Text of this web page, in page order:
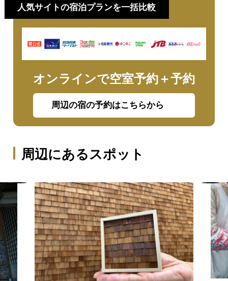
人気サイトの宿泊プランを一括比較
オンラインで空室予約＋予約
周辺の宿の予約はこちらから
周辺にあるスポット